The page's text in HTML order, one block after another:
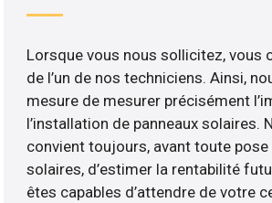
Lorsque vous nous sollicitez, vous
de l’un de nos techniciens. Ainsi,
mesure de mesurer précisément
l’installation de panneaux solaires.
convient toujours, avant toute pose
solaires, d’estimer la rentabilité
êtes capables d’attendre de votre